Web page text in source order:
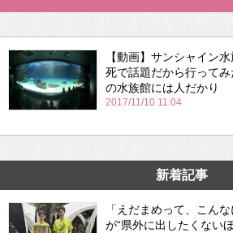
【動画】サンシャイン
死で話題だから行って
の水族館には人だかり
2017/11/10 11:04
新着記事
「えだまめって、こん
が“県外に出したくない